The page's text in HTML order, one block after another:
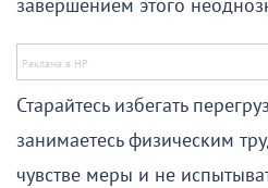
завершением этого
Старайтесь избегать
занимаетесь физическим
чувстве меры и не